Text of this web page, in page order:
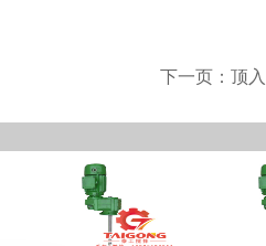
下一页：顶